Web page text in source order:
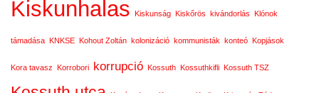
Kiskunhalas Kiskunság Kiskőrös kivándorlás Klónok
támadása KNKSE Kohout Zoltán kolonizáció kommunisták konteó Kopjások
Kora tavasz Korrobori korrupció Kossuth Kossuthkifli Kossuth TSZ